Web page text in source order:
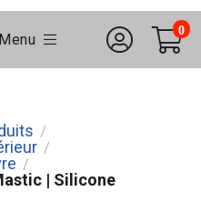
Menu
0
/
/
/
| Silicone